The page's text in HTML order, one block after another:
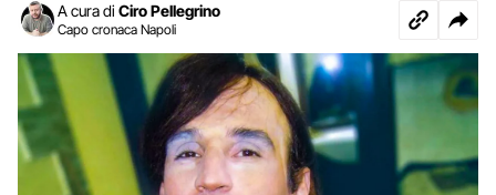
A cura di Ciro Pellegrino
Capo cronaca Napoli